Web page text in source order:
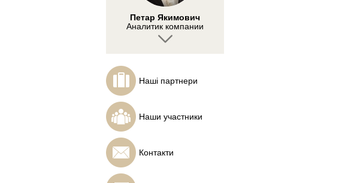
Аналитик компании
ИнстаФорекс
Ильшат Байтурин
Профессиональный
трейдер, создатель
проекта ForexLab
Наші партнери
Наши участники
Контакти